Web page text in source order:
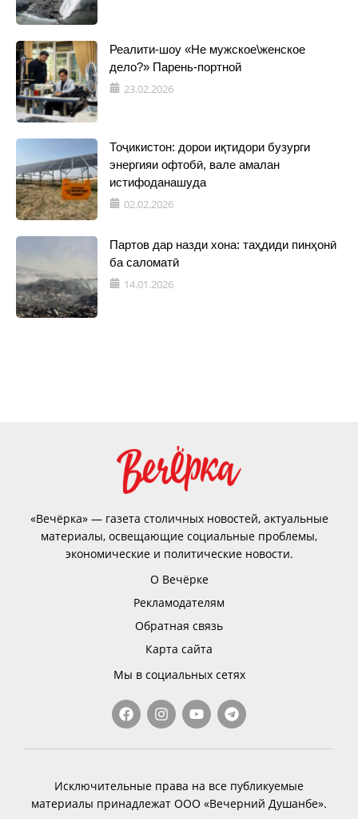
Реалити-шоу «Не мужское\женское
дело?» Парень-портной
23.02.2026
Тоҷикистон: дорои иқтидори бузурги
энергияи офтобӣ, вале амалан
истифоданашуда
02.02.2026
Партов дар назди хона: таҳдиди пинҳонӣ
ба саломатӣ
14.01.2026
«Вечёрка» — газета столичных новостей, актуальные
материалы, освещающие социальные проблемы,
экономические и политические новости.
О Вечёрке
Рекламодателям
Обратная связь
Карта сайта
Мы в социальных сетях
Исключительные права на все публикуемые
материалы принадлежат ООО «Вечерний Душанбе».